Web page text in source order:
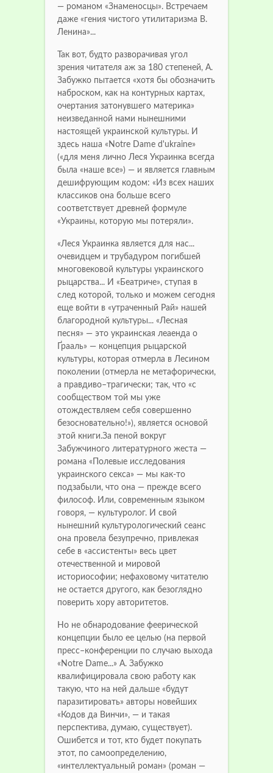
— романом «Знаменосцы». Встречаем
даже «гения чистого утилитаризма В.
Ленина»...
Так вот, будто разворачивая угол
зрения читателя аж за 180 степеней, А.
Забужко пытается «хотя бы обозначить
наброском, как на контурных картах,
очертания затонувшего материка»
неизведанной нами нынешними
настоящей украинской культуры. И
здесь наша «Notre Dame d'ukraine»
(«для меня лично Леся Украинка всегда
была «наше все») — и является главным
дешифрующим кодом: «Из всех наших
классиков она больше всего
соответствует древней формуле
«Украины, которую мы потеряли».
«Леся Украинка является для нас...
очевидцем и трубадуром погибшей
многовековой культуры украинского
рыцарства... И «Беатриче», ступая в
след которой, только и можем сегодня
еще войти в «утраченный Рай» нашей
благородной культуры... «Лесная
песня» — это украинская леаенда о
Ґрааль» — концепция рыцарской
культуры, которая отмерла в Лесином
поколении (отмерла не метафорически,
а правдиво–трагически; так, что «с
сообществом той мы уже
отождествляем себя совершенно
безосновательно!»), является основой
этой книги.За пеной вокруг
Забужчиного литературного жеста —
романа «Полевые исследования
украинского секса» — мы как-то
подзабыли, что она — прежде всего
философ. Или, современным языком
говоря, — культуролог. И свой
нынешний культурологический сеанс
она провела безупречно, привлекая
себе в «ассистенты» весь цвет
отечественной и мировой
историософии; нефаховому читателю
не остается другого, как безоглядно
поверить хору авторитетов.
Но не обнародование феерической
концепции было ее целью (на первой
пресс–конференции по случаю выхода
«Notre Dame...» А. Забужко
квалифицировала свою работу как
такую, что на ней дальше «будут
паразитировать» авторы новейших
«Кодов да Винчи», — и такая
перспектива, думаю, существует).
Ошибется и тот, кто будет покупать
этот, по самоопределению,
«интеллектуальный роман» (роман —